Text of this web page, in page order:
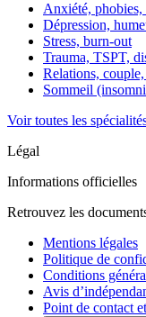
Anxiété, phobies,
Dépression,
Stress, burn-out
Trauma, TSPT,
Relations,
Sommeil
Voir toutes les
Légal
Informations officielles
Retrouvez les
Mentions légales
Politique de
Conditions
Avis
Point de contact